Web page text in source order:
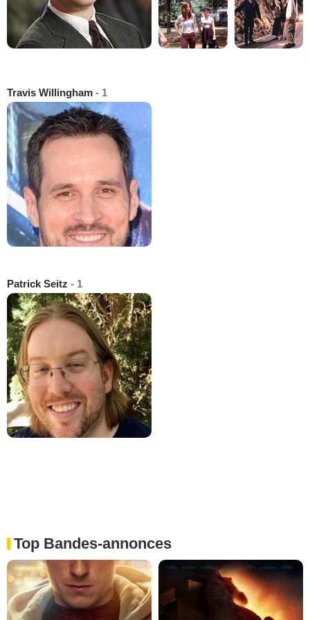
Travis Willingham - 1
Patrick Seitz - 1
Top Bandes-annonces